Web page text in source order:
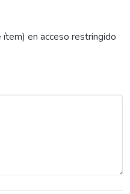
en acceso restringido